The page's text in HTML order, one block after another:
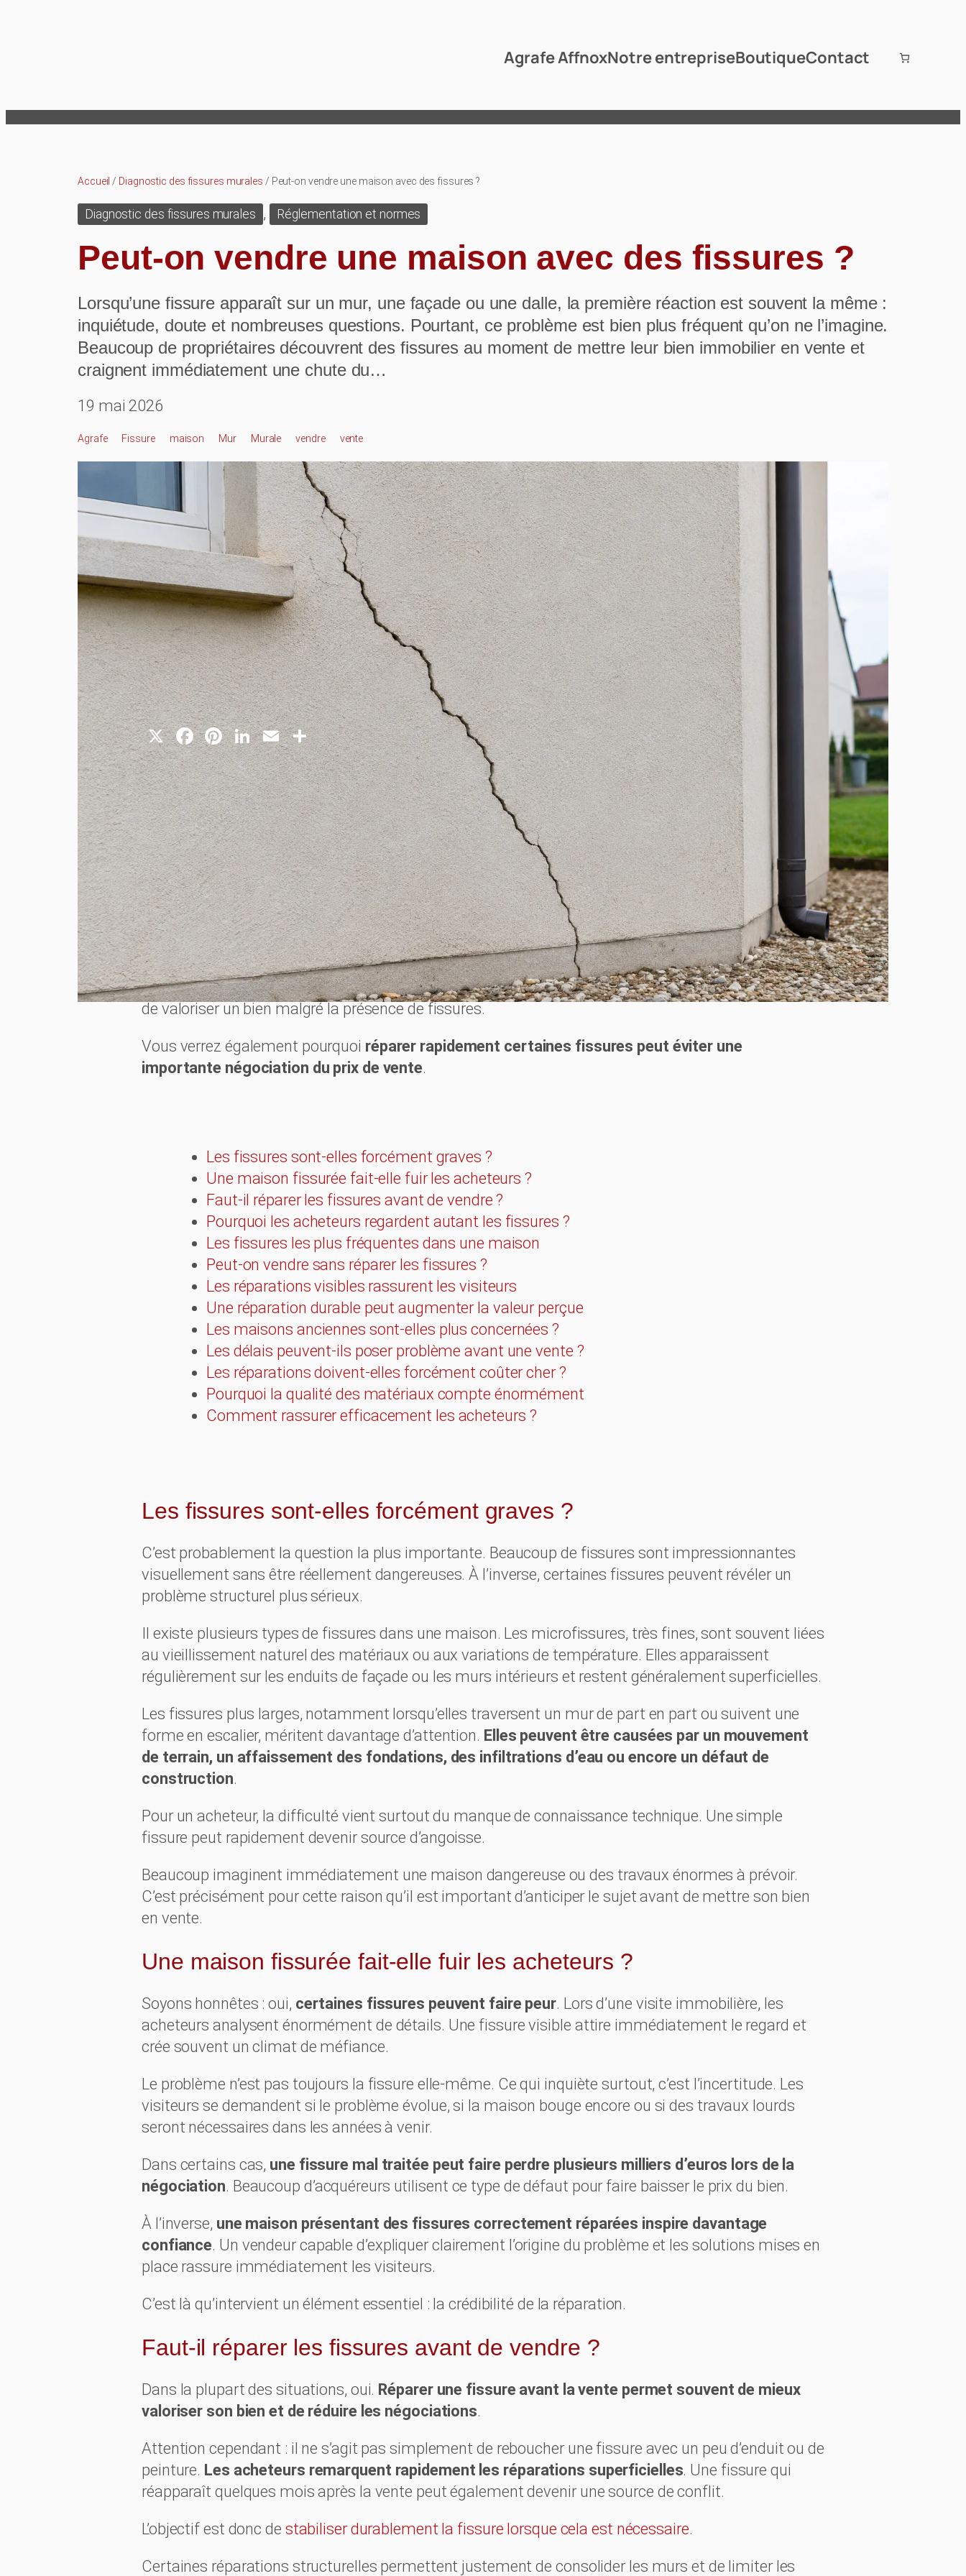
Agrafe AffnoxNotre entrepriseBoutiqueContact
Accueil / Diagnostic des fissures murales / Peut-on vendre une maison avec des fissures ?
Diagnostic des fissures murales , Réglementation et normes
Peut-on vendre une maison avec des fissures ?
Lorsqu’une fissure apparaît sur un mur, une façade ou une dalle, la première réaction est souvent la même :
inquiétude, doute et nombreuses questions. Pourtant, ce problème est bien plus fréquent qu’on ne l’imagine.
Beaucoup de propriétaires découvrent des fissures au moment de mettre leur bien immobilier en vente et
craignent immédiatement une chute du…
19 mai 2026
Agrafe Fissure Maison Mur Murale Vendre Vente
X Facebook
Pinterest
LinkedIn
EmailShare
Lorsqu’une fissure apparaît sur un mur, une façade ou une dalle, la première réaction est souvent la
même : inquiétude, doute et nombreuses questions. Pourtant, ce problème est bien plus fréquent
qu’on ne l’imagine. Beaucoup de propriétaires découvrent des fissures au moment de mettre leur
bien immobilier en vente et craignent immédiatement une chute du prix ou un refus des acheteurs.
Alors, peut-on réellement vendre une maison avec des fissures ? La réponse est oui. Dans la majorité
des cas, une maison fissurée peut parfaitement être vendue. Tout dépend surtout de l’origine des
fissures, de leur gravité et de la manière dont elles sont traitées avant la mise en vente.
Dans ce guide, vous allez comprendre comment les acheteurs perçoivent les fissures, quelles sont
les obligations du vendeur, comment rassurer lors des visites et surtout quelles solutions permettent
de valoriser un bien malgré la présence de fissures.
Vous verrez également pourquoi réparer rapidement certaines fissures peut éviter une
importante négociation du prix de vente.
Les fissures sont-elles forcément graves ?
Une maison fissurée fait-elle fuir les acheteurs ?
Faut-il réparer les fissures avant de vendre ?
Pourquoi les acheteurs regardent autant les fissures ?
Les fissures les plus fréquentes dans une maison
Peut-on vendre sans réparer les fissures ?
Les réparations visibles rassurent les visiteurs
Une réparation durable peut augmenter la valeur perçue
Les maisons anciennes sont-elles plus concernées ?
Les délais peuvent-ils poser problème avant une vente ?
Les réparations doivent-elles forcément coûter cher ?
Pourquoi la qualité des matériaux compte énormément
Comment rassurer efficacement les acheteurs ?
Les fissures sont-elles forcément graves ?
C’est probablement la question la plus importante. Beaucoup de fissures sont impressionnantes
visuellement sans être réellement dangereuses. À l’inverse, certaines fissures peuvent révéler un
problème structurel plus sérieux.
Il existe plusieurs types de fissures dans une maison. Les microfissures, très fines, sont souvent liées
au vieillissement naturel des matériaux ou aux variations de température. Elles apparaissent
régulièrement sur les enduits de façade ou les murs intérieurs et restent généralement superficielles.
Les fissures plus larges, notamment lorsqu’elles traversent un mur de part en part ou suivent une
forme en escalier, méritent davantage d’attention. Elles peuvent être causées par un mouvement
de terrain, un affaissement des fondations, des infiltrations d’eau ou encore un défaut de
construction.
Pour un acheteur, la difficulté vient surtout du manque de connaissance technique. Une simple
fissure peut rapidement devenir source d’angoisse.
Beaucoup imaginent immédiatement une maison dangereuse ou des travaux énormes à prévoir.
C’est précisément pour cette raison qu’il est important d’anticiper le sujet avant de mettre son bien
en vente.
Une maison fissurée fait-elle fuir les acheteurs ?
Soyons honnêtes : oui, certaines fissures peuvent faire peur. Lors d’une visite immobilière, les
acheteurs analysent énormément de détails. Une fissure visible attire immédiatement le regard et
crée souvent un climat de méfiance.
Le problème n’est pas toujours la fissure elle-même. Ce qui inquiète surtout, c’est l’incertitude. Les
visiteurs se demandent si le problème évolue, si la maison bouge encore ou si des travaux lourds
seront nécessaires dans les années à venir.
Dans certains cas, une fissure mal traitée peut faire perdre plusieurs milliers d’euros lors de la
négociation. Beaucoup d’acquéreurs utilisent ce type de défaut pour faire baisser le prix du bien.
À l’inverse, une maison présentant des fissures correctement réparées inspire davantage
confiance. Un vendeur capable d’expliquer clairement l’origine du problème et les solutions mises en
place rassure immédiatement les visiteurs.
C’est là qu’intervient un élément essentiel : la crédibilité de la réparation.
Faut-il réparer les fissures avant de vendre ?
Dans la plupart des situations, oui. Réparer une fissure avant la vente permet souvent de mieux
valoriser son bien et de réduire les négociations.
Attention cependant : il ne s’agit pas simplement de reboucher une fissure avec un peu d’enduit ou de
peinture. Les acheteurs remarquent rapidement les réparations superficielles. Une fissure qui
réapparaît quelques mois après la vente peut également devenir une source de conflit.
L’objectif est donc de stabiliser durablement la fissure lorsque cela est nécessaire.
Certaines réparations structurelles permettent justement de consolider les murs et de limiter les